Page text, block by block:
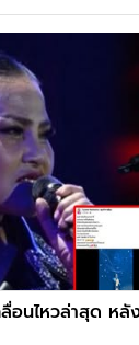
อนไหวล่าสุด หลั